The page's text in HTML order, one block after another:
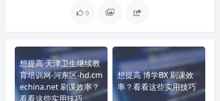
0
想提高 天津卫生继续教
育培训网-河东区-hd.cm
echina.net 刷课效率？
看看这些实用技巧
想提高 博学BX 刷课效
率？看看这些实用技巧